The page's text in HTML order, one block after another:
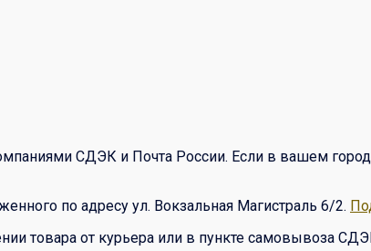
СДЭК и Почта России. Если в вашем
по адресу ул. Вокзальная Магистраль 6/2.
товара от курьера или в пункте самовывоза